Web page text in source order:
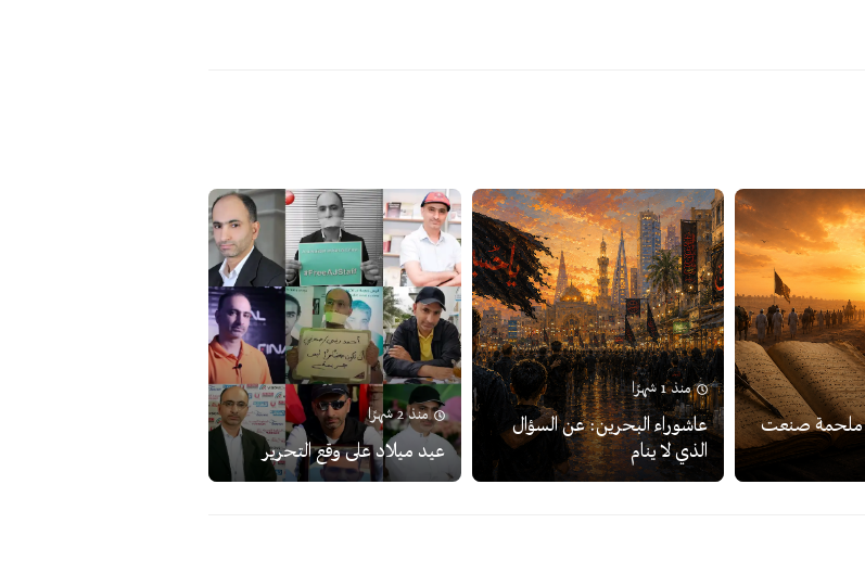
ملحمة صنعت
منذ 1 شهرًا
عاشوراء البحرين: عن السؤال
الذي لا ينام
منذ 2 شهرًا
عيد ميلاد على وقع التحرير